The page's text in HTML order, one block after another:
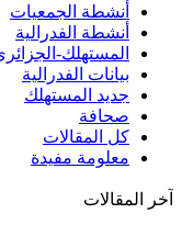
أنشطة الجمعيات
أنشطة الفدرالية
المستهلك-
بيانات الفدرالية
جديد المستهلك
صحافة
كل المقالات
معلومة مفيدة
آخر المقالات